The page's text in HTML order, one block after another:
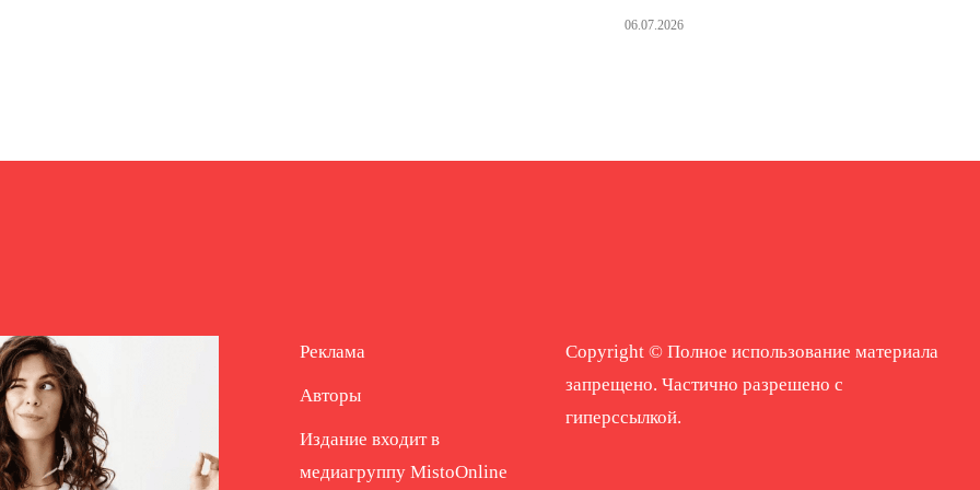
06.07.2026
Реклама
Авторы
Издание входит в
медиагруппу MistoOnline
Copyright © Полное использование материала
запрещено. Частично разрешено с
гиперссылкой.